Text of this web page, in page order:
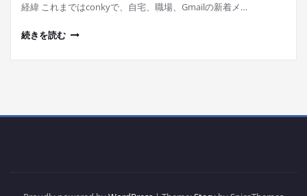
経緯 これまではconkyで、自宅、職場、Gmailの新着メ…
続きを読む